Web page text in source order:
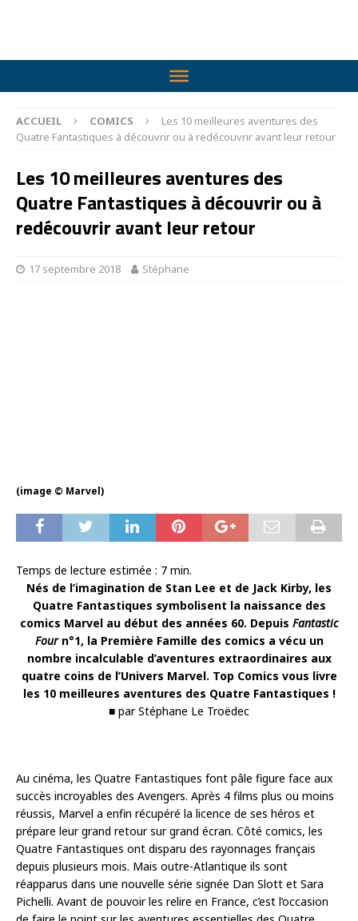
ACCUEIL COMICS
Les 10 meilleures aventures des
Quatre Fantastiques à découvrir ou à redécouvrir avant leur retour
Les 10 meilleures aventures des
Quatre Fantastiques à découvrir ou à
redécouvrir avant leur retour
17 septembre 2018 Stéphane
(image © Marvel)
Temps de lecture estimée : 7 min.
Nés de l’imagination de Stan Lee et de Jack Kirby, les
Quatre Fantastiques symbolisent la naissance des
comics Marvel au début des années 60. Depuis Fantastic
Fourn°1, la Première Famille des comics a vécu un
nombre incalculable d’aventures extraordinaires aux
quatre coins de l’Univers Marvel. Top Comics vous livre
les 10 meilleures aventures des Quatre Fantastiques !
■ par Stéphane Le Troëdec
Au cinéma, les Quatre Fantastiques font pâle figure face aux
succès incroyables des Avengers. Après 4 films plus ou moins
réussis, Marvel a enfin récupéré la licence de ses héros et
prépare leur grand retour sur grand écran. Côté comics, les
Quatre Fantastiques ont disparu des rayonnages français
depuis plusieurs mois. Mais outre-Atlantique ils sont
réapparus dans une nouvelle série signée Dan Slott et Sara
Pichelli. Avant de pouvoir les relire en France, c’est l’occasion